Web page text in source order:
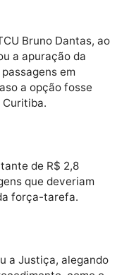
junto ao TCU,
para investigar o
aos procuradores
Curitiba, entre eles
TCU Bruno Dantas,
a apuração da
e passagens em